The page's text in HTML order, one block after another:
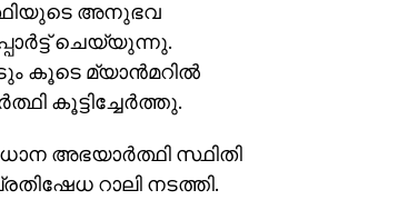
അനുഭവ
ചെയ്യുന്നു.
കൂടെ മ്യാന്‍മറില്‍
കൂട്ടിച്ചേര്‍ത്തു.
അഭയാര്‍ത്ഥി സ്ഥിതി
റാലി നടത്തി.